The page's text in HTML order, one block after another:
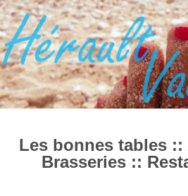
Les bonnes tables ::
Brasseries ::